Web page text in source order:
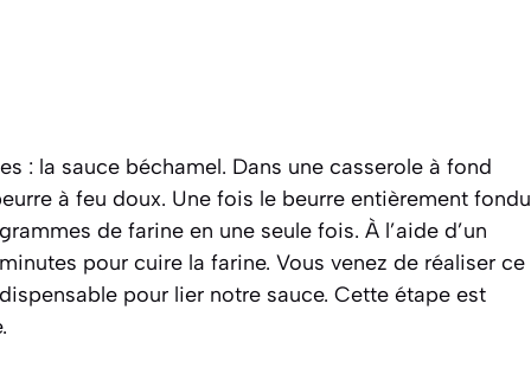
: la sauce béchamel. Dans une casserole à fond
à feu doux. Une fois le beurre entièrement fondu
de farine en une seule fois. À l’aide d’un
pour cuire la farine. Vous venez de réaliser ce
pour lier notre sauce. Cette étape est